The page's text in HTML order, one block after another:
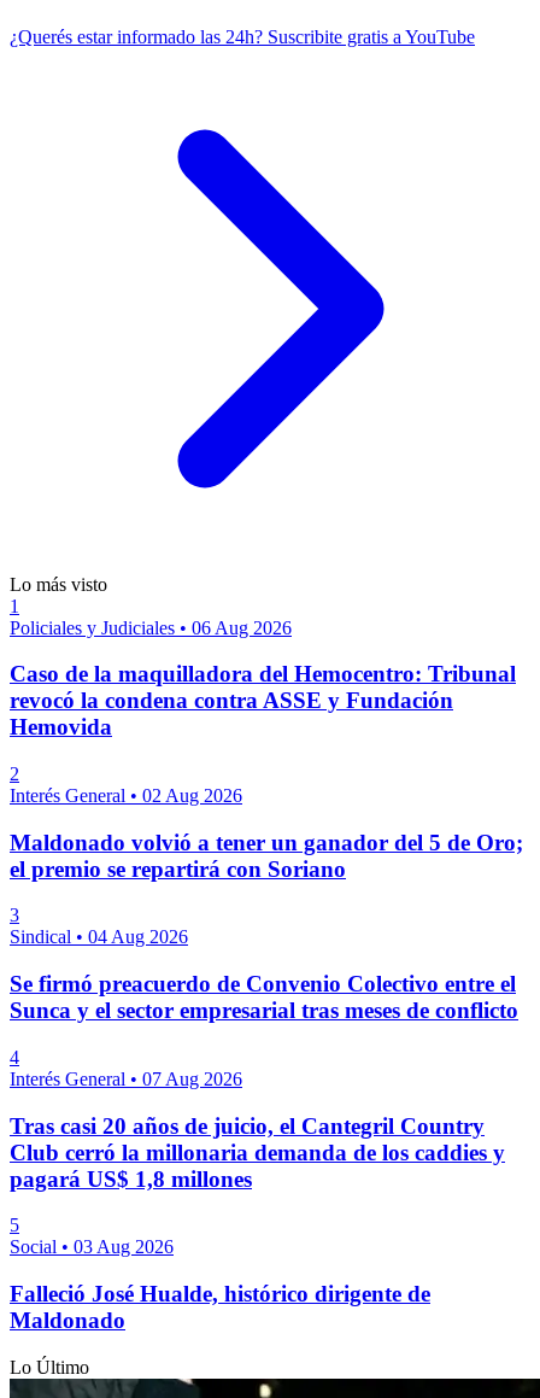
¿Querés estar informado las 24h? Suscribite gratis a YouTube
Lo más visto
1
Policiales y Judiciales • 06 Aug 2026
Caso de la maquilladora del Hemocentro: Tribunal
revocó la condena contra ASSE y Fundación
Hemovida
2
Interés General • 02 Aug 2026
Maldonado volvió a tener un ganador del 5 de Oro;
el premio se repartirá con Soriano
3
Sindical • 04 Aug 2026
Se firmó preacuerdo de Convenio Colectivo entre el
Sunca y el sector empresarial tras meses de conflicto
4
Interés General • 07 Aug 2026
Tras casi 20 años de juicio, el Cantegril Country
Club cerró la millonaria demanda de los caddies y
pagará US$ 1,8 millones
5
Social • 03 Aug 2026
Falleció José Hualde, histórico dirigente de
Maldonado
Lo Último